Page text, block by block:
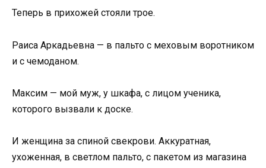
Теперь в прихожей стояли трое.
Раиса Аркадьевна — в пальто с меховым воротником
и с чемоданом.
Максим — мой муж, у шкафа, с лицом ученика,
которого вызвали к доске.
И женщина за спиной свекрови. Аккуратная,
ухоженная, в светлом пальто, с пакетом из магазина